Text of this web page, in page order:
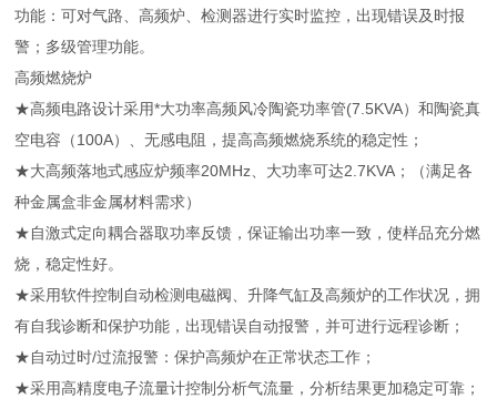
功能：可对气路、高频炉、检测器进行实时监控，出现错误及时报
警；多级管理功能。
高频燃烧炉
★高频电路设计采用*大功率高频风冷陶瓷功率管(7.5KVA）和陶瓷真
空电容（100A）、无感电阻，提高高频燃烧系统的稳定性；
★大高频落地式感应炉频率20MHz、大功率可达2.7KVA；（满足各
种金属盒非金属材料需求）
★自激式定向耦合器取功率反馈，保证输出功率一致，使样品充分燃
烧，稳定性好。
★采用软件控制自动检测电磁阀、升降气缸及高频炉的工作状况，拥
有自我诊断和保护功能，出现错误自动报警，并可进行远程诊断；
★自动过时/过流报警：保护高频炉在正常状态工作；
★采用高精度电子流量计控制分析气流量，分析结果更加稳定可靠；